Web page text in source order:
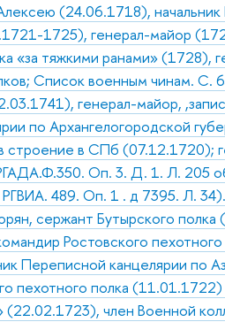
(24.06.1718),
1725), генерал-майор
«за тяжкими ранами» (1728),
Список военным чинам. С.
генерал-майор,
по Архангелогородской
строение в СПб (07.12.1720);
Оп. 3. Д. 1. Л. 205
489. Оп. 1 . д 7395. Л. 34).
сержант Бутырского полка
Ростовского
Переписной канцелярии по
пехотного полка (11.01.1722)
член Военной